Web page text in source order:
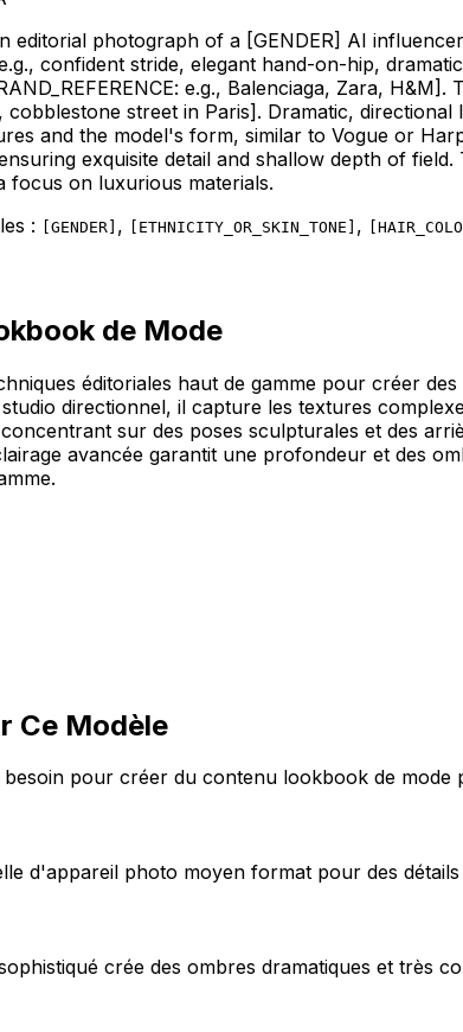
editorial photograph of a [GENDER] AI
confident stride, elegant hand-on-hip,
e.g., Balenciaga, Zara, H&M] .
cobblestone street in Paris]. Dramatic,
and the model's form, similar to Vogue or
exquisite detail and shallow depth of
focus on luxurious materials.
:
GENDER , ETHNICITY_OR_SKIN_TONE ,
de Mode
éditoriales haut de gamme pour créer
directionnel, il capture les textures
sur des poses sculpturales et des
avancée garantit une profondeur et des
Ce Modèle
pour créer du contenu lookbook de mode
d'appareil photo moyen format pour des
crée des ombres dramatiques et très